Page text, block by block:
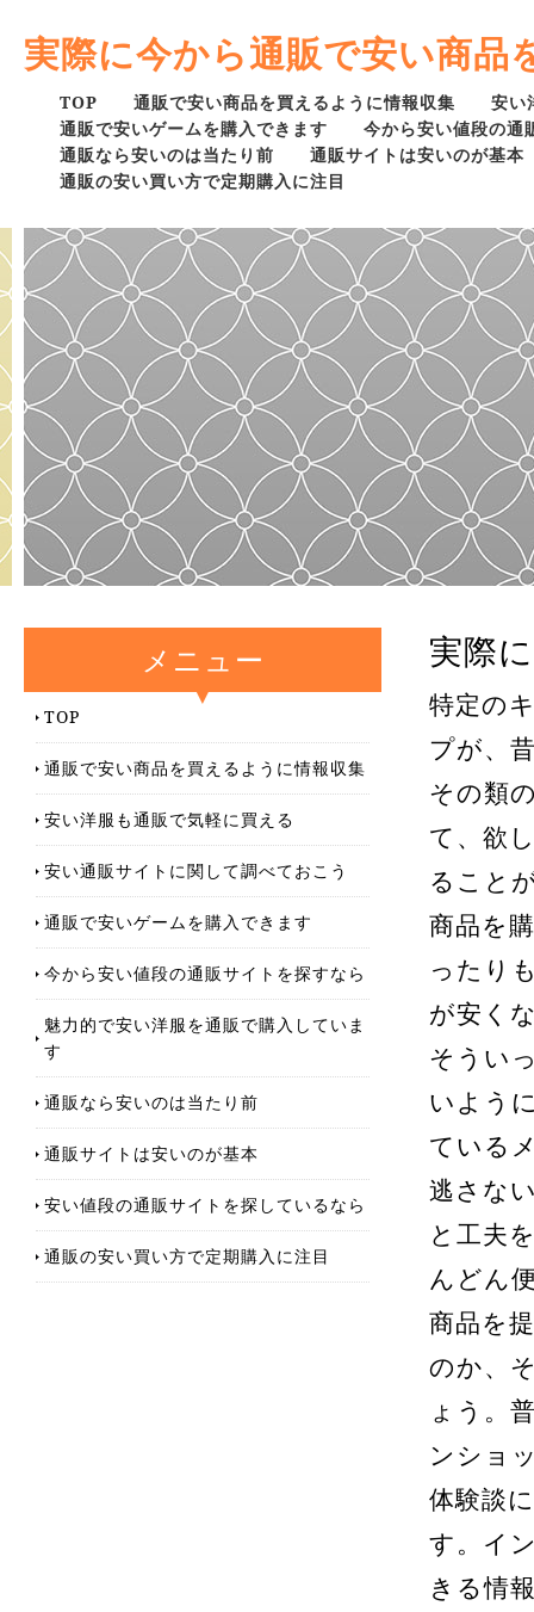
実際に今から通販で安い商品
TOP 通販で安い商品を買えるように情報収集
安い
通販で安いゲームを購入できます
今から安い値段の通
通販なら安いのは当たり前
通販サイトは安いのが基本
通販の安い買い方で定期購入に注目
実際
特定の
プが、
その類
て、欲
ること
商品を
ったり
が安く
そうい
いよう
ている
逃さな
と工夫
んどん
商品を
のか、
ょう。
ンショ
体験談
す。イ
きる情
メニュー
TOP
通販で安い商品を買えるように情報収集
安い洋服も通販で気軽に買える
安い通販サイトに関して調べておこう
通販で安いゲームを購入できます
今から安い値段の通販サイトを探すなら
魅力的で安い洋服を通販で購入していま
す
通販なら安いのは当たり前
通販サイトは安いのが基本
安い値段の通販サイトを探しているなら
通販の安い買い方で定期購入に注目